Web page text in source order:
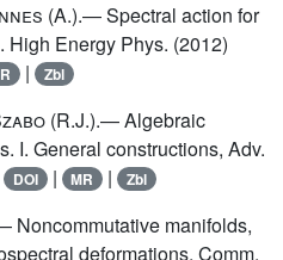
(A.).— Spectral action for
High Energy Phys. (2012)
| Zbl
(R.J.).— Algebraic
I. General constructions, Adv.
DOI | MR | Zbl
Noncommutative manifolds,
deformations, Comm.